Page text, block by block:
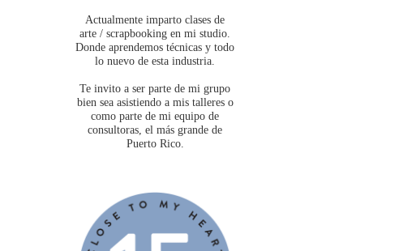
Actualmente imparto clases de
arte / scrapbooking en mi studio.
Donde aprendemos técnicas y todo
lo nuevo de esta industria.
Te invito a ser parte de mi grupo
bien sea asistiendo a mis talleres o
como parte de mi equipo de
consultoras, el más grande de
Puerto Rico.